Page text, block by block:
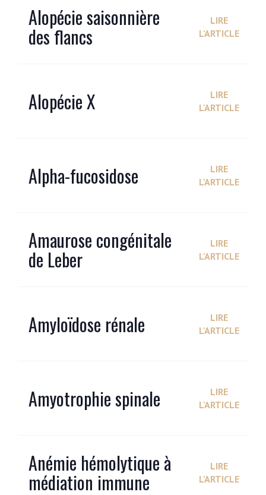
Alopécie saisonnière
des flancs
LIRE
L'ARTICLE
Alopécie X
LIRE
L'ARTICLE
Alpha-fucosidose
LIRE
L'ARTICLE
Amaurose congénitale
de Leber
LIRE
L'ARTICLE
Amyloïdose rénale
LIRE
L'ARTICLE
Amyotrophie spinale
LIRE
L'ARTICLE
Anémie hémolytique à
médiation immune
LIRE
L'ARTICLE